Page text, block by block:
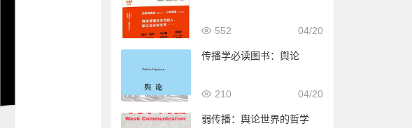
04/20
552
传播学必读图书：舆论
04/20
210
弱传播：舆论世界的哲学